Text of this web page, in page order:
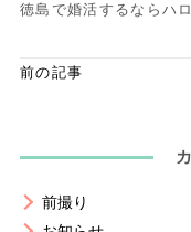
徳島で婚活するならハ
前の記事
前撮り